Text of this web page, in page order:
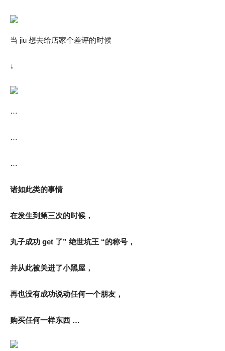
当 jiu 想去给店家个差评的时候
↓
…
…
…
诸如此类的事情
在发生到第三次的时候，
丸子成功 get 了” 绝世坑王 “的称号，
并从此被关进了小黑屋，
再也没有成功说动任何一个朋友，
购买任何一样东西 …